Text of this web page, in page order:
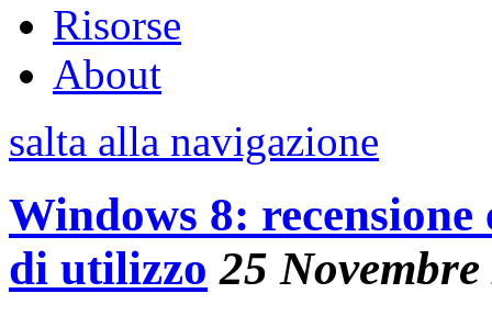
Risorse
About
salta alla navigazione
Windows 8: recensione
di utilizzo 25